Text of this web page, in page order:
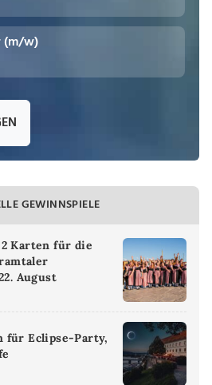
(m/w)
GEWINNSPIELE
2 Karten für die
August
für Eclipse-Party,